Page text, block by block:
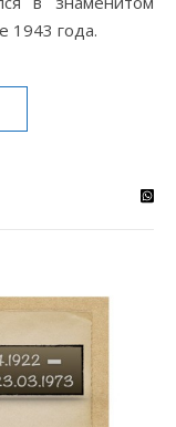
1943 года.